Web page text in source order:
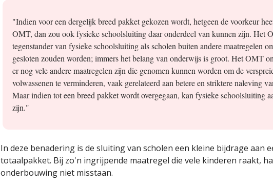
"Indien voor een dergelijk breed pakket gekozen wordt, hetgeen de voorkeur
OMT, dan zou ook fysieke schoolsluiting daar onderdeel van kunnen zijn. Het
tegenstander van fysieke schoolsluiting als scholen buiten andere maatregelen
gesloten zouden worden; immers het belang van onderwijs is groot. Het OMT
er nog vele andere maatregelen zijn die genomen kunnen worden om de
volwassenen te verminderen, vaak gerelateerd aan betere en striktere naleving
Maar indien tot een breed pakket wordt overgegaan, kan fysieke schoolsluiting
zijn."
In deze benadering is de sluiting van scholen een kleine bijdrage aan
totaalpakket. Bij zo'n ingrijpende maatregel die vele kinderen raakt,
onderbouwing niet misstaan.